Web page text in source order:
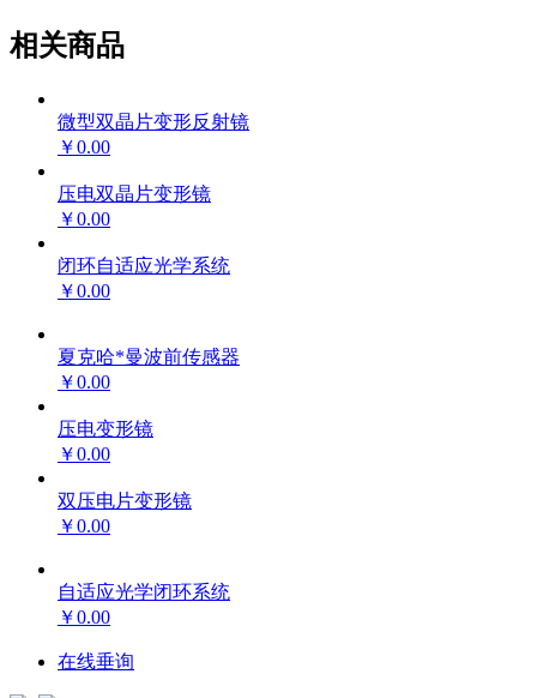
相关商品
微型双晶片变形反射镜
￥0.00
压电双晶片变形镜
￥0.00
闭环自适应光学系统
￥0.00
夏克哈*曼波前传感器
￥0.00
压电变形镜
￥0.00
双压电片变形镜
￥0.00
自适应光学闭环系统
￥0.00
在线垂询